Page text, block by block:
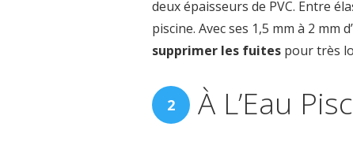
deux épaisseurs de PVC. Entre
piscine. Avec ses 1,5 mm à 2 mm
supprimer les fuites pour très
À L’Eau